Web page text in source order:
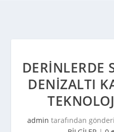
DERINLERDE
DENIZALTI
admin tarafından